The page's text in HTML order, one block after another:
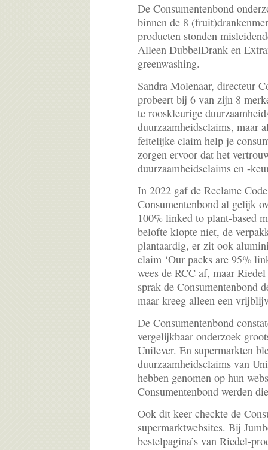
De Consumentenbond
binnen de 8
producten stonden
Alleen DubbelDrank en
greenwashing.
Sandra Molenaar, directeur
probeert bij 6 van zijn 8
te rooskleurige
duurzaamheidsclaims, maar
feitelijke claim help je
zorgen ervoor dat het
duurzaamheidsclaims en -
In 2022 gaf de Reclame
Consumentenbond al gelijk
100% linked to plant-based
belofte klopte niet, de
plantaardig, er zit ook
claim ‘Our packs are 95%
wees de RCC af, maar
sprak de Consumentenbond
maar kreeg alleen een
De Consumentenbond
vergelijkbaar onderzoek
Unilever. En supermarkten
duurzaamheidsclaims van
hebben genomen op hun
Consumentenbond werden
Ook dit keer checkte de
supermarktwebsites. Bij
bestelpagina’s van Riedel-